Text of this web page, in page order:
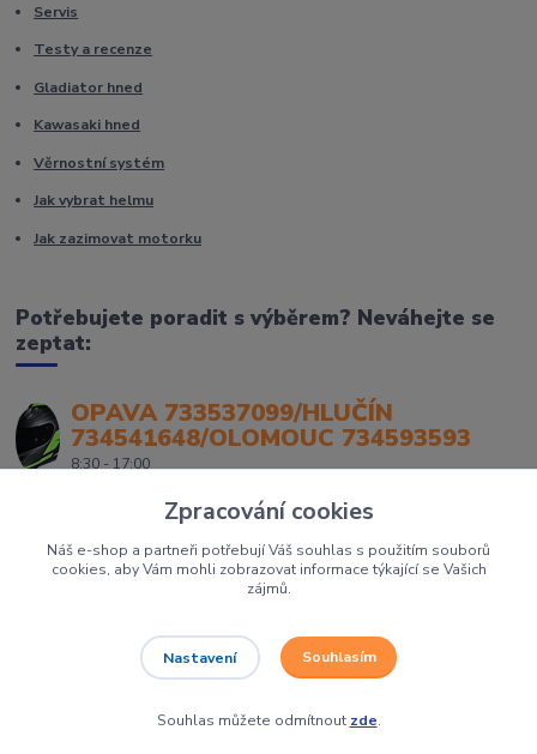
Servis
Testy a recenze
Gladiator hned
Kawasaki hned
Věrnostní systém
Jak vybrat helmu
Jak zazimovat motorku
Potřebujete poradit s výběrem? Neváhejte se
zeptat:
OPAVA 733537099/HLUČÍN
734541648/OLOMOUC 734593593
8:30 - 17:00
Největší prodejce motorek, čtyřkolek a skútrů na Severní Moravě to je
Vytvořeno na
Eshop-rychle.cz
Zpracování cookies
Náš e-shop a partneři potřebují Váš souhlas s použitím souborů
cookies, aby Vám mohli zobrazovat informace týkající se Vašich
zájmů.
Nastavení Souhlasím
Souhlas můžete odmítnout zde.